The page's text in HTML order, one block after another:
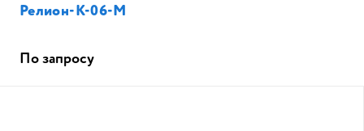
Релион-К-06-М
По запросу